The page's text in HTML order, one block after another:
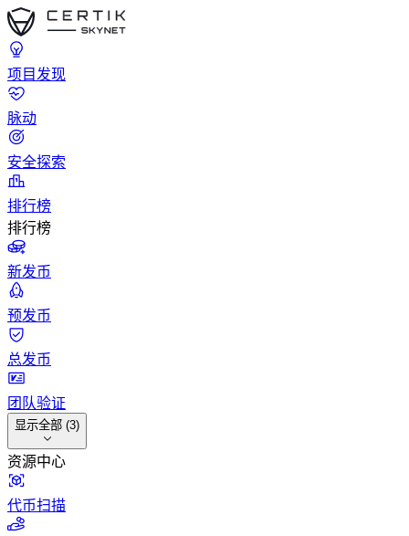
项目发现
脉动
安全探索
排行榜
排行榜
新发币
预发币
总发币
团队验证
显示全部 (3)
资源中心
代币扫描